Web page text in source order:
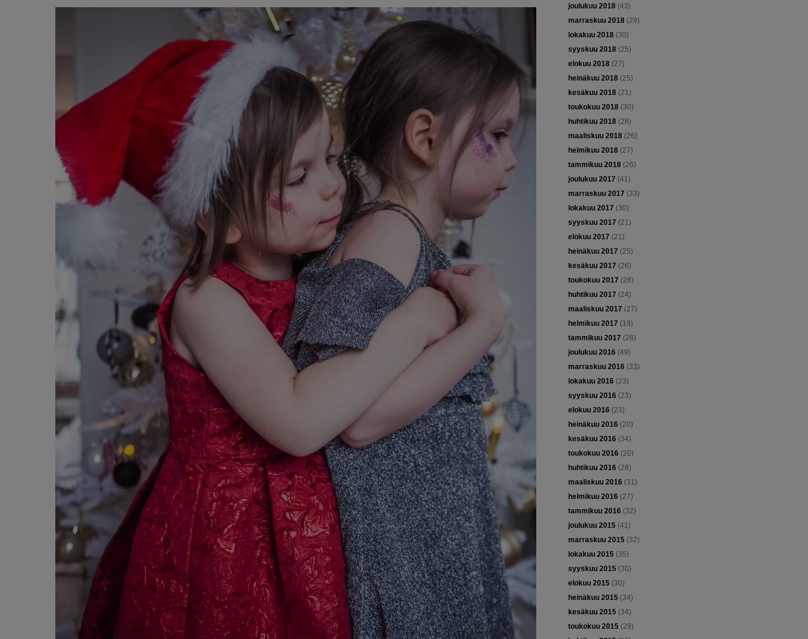
joulukuu 2018(43)
marraskuu 2018(29)
lokakuu 2018(30)
syyskuu 2018(25)
elokuu 2018(27)
heinäkuu 2018(25)
kesäkuu 2018(21)
toukokuu 2018(30)
huhtikuu 2018(28)
maaliskuu 2018(26)
helmikuu 2018(27)
tammikuu 2018(26)
joulukuu 2017 (41)
marraskuu 2017 (33)
lokakuu 2017 (30)
syyskuu 2017 (21)
elokuu 2017 (21)
heinäkuu 2017 (25)
kesäkuu 2017 (26)
toukokuu 2017 (28)
huhtikuu 2017 (24)
maaliskuu 2017 (27)
helmikuu 2017 (19)
tammikuu 2017 (28)
joulukuu 2016 (49)
marraskuu 2016 (33)
lokakuu 2016 (23)
syyskuu 2016 (23)
elokuu 2016 (23)
heinäkuu 2016 (20)
kesäkuu 2016 (34)
toukokuu 2016 (20)
huhtikuu 2016 (28)
maaliskuu 2016 (31)
helmikuu 2016 (27)
tammikuu 2016 (32)
joulukuu 2015(41)
marraskuu 2015(32)
lokakuu 2015(35)
syyskuu 2015(30)
elokuu 2015(30)
heinäkuu 2015(34)
kesäkuu 2015(34)
toukokuu 2015(29)